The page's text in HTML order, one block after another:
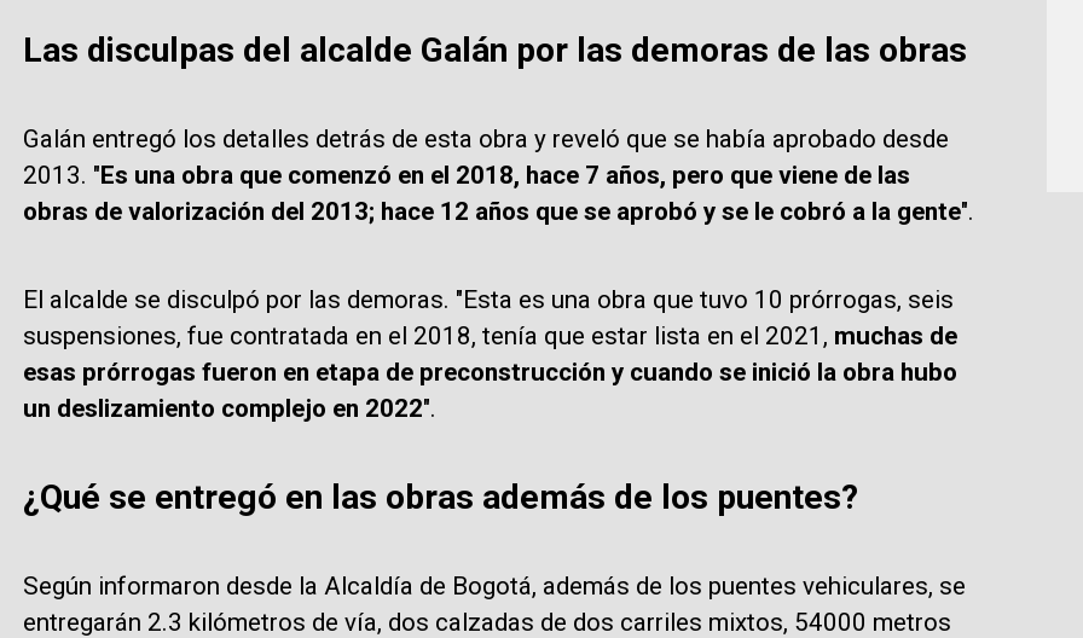
Las disculpas del alcalde Galán por las demoras de las obras
Galán entregó los detalles detrás de esta obra y reveló que se había aprobado desde
2013. "Es una obra que comenzó en el 2018, hace 7 años, pero que viene de las
obras de valorización del 2013; hace 12 años que se aprobó y se le cobró a la gente".
El alcalde se disculpó por las demoras. "Esta es una obra que tuvo 10 prórrogas, seis
suspensiones, fue contratada en el 2018, tenía que estar lista en el 2021, muchas de
esas prórrogas fueron en etapa de preconstrucción y cuando se inició la obra hubo
un deslizamiento complejo en 2022".
¿Qué se entregó en las obras además de los puentes?
Según informaron desde la Alcaldía de Bogotá, además de los puentes vehiculares, se
entregarán 2.3 kilómetros de vía, dos calzadas de dos carriles mixtos, 54000 metros